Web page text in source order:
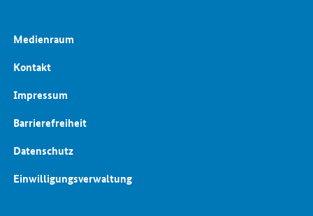
Medienraum
Kontakt
Impressum
Barrierefreiheit
Datenschutz
Einwilligungsverwaltung